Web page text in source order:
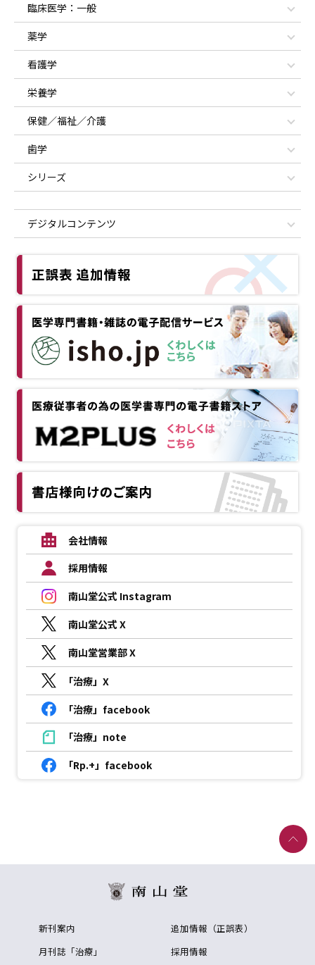
臨床医学：一般
薬学
看護学
栄養学
保健／福祉／介護
歯学
シリーズ
デジタルコンテンツ
会社情報
採用情報
南山堂公式 Instagram
南山堂公式 X
南山堂営業部 X
「治療」X
「治療」facebook
「治療」note
「Rp.+」facebook
新刊案内
月刊誌「治療」
追加情報（正誤表）
採用情報